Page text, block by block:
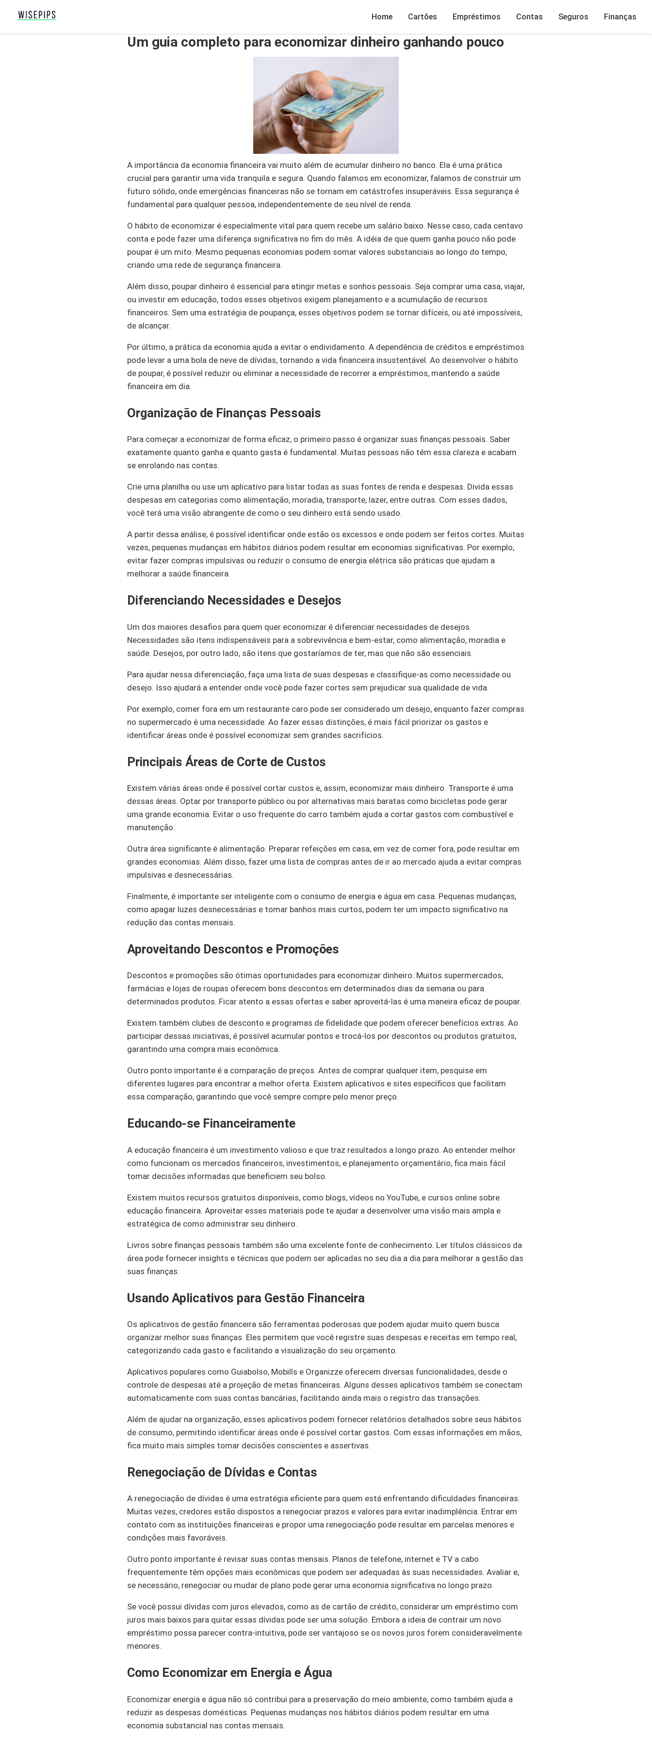
Home Cartões Empréstimos Contas Seguros Finanças
Um guia completo para economizar dinheiro ganhando pouco
A importância da economia financeira vai muito além de acumular dinheiro no banco. Ela é uma prática
crucial para garantir uma vida tranquila e segura. Quando falamos em economizar, falamos de construir um
futuro sólido, onde emergências financeiras não se tornam em catástrofes insuperáveis. Essa segurança é
fundamental para qualquer pessoa, independentemente de seu nível de renda.
O hábito de economizar é especialmente vital para quem recebe um salário baixo. Nesse caso, cada centavo
conta e pode fazer uma diferença significativa no fim do mês. A idéia de que quem ganha pouco não pode
poupar é um mito. Mesmo pequenas economias podem somar valores substanciais ao longo do tempo,
criando uma rede de segurança financeira.
Além disso, poupar dinheiro é essencial para atingir metas e sonhos pessoais. Seja comprar uma casa, viajar,
ou investir em educação, todos esses objetivos exigem planejamento e a acumulação de recursos
financeiros. Sem uma estratégia de poupança, esses objetivos podem se tornar difíceis, ou até impossíveis,
de alcançar.
Por último, a prática da economia ajuda a evitar o endividamento. A dependência de créditos e empréstimos
pode levar a uma bola de neve de dívidas, tornando a vida financeira insustentável. Ao desenvolver o hábito
de poupar, é possível reduzir ou eliminar a necessidade de recorrer a empréstimos, mantendo a saúde
financeira em dia.
Organização de Finanças Pessoais
Para começar a economizar de forma eficaz, o primeiro passo é organizar suas finanças pessoais. Saber
exatamente quanto ganha e quanto gasta é fundamental. Muitas pessoas não têm essa clareza e acabam
se enrolando nas contas.
Crie uma planilha ou use um aplicativo para listar todas as suas fontes de renda e despesas. Divida essas
despesas em categorias como alimentação, moradia, transporte, lazer, entre outras. Com esses dados,
você terá uma visão abrangente de como o seu dinheiro está sendo usado.
A partir dessa análise, é possível identificar onde estão os excessos e onde podem ser feitos cortes. Muitas
vezes, pequenas mudanças em hábitos diários podem resultar em economias significativas. Por exemplo,
evitar fazer compras impulsivas ou reduzir o consumo de energia elétrica são práticas que ajudam a
melhorar a saúde financeira.
Diferenciando Necessidades e Desejos
Um dos maiores desafios para quem quer economizar é diferenciar necessidades de desejos.
Necessidades são itens indispensáveis para a sobrevivência e bem-estar, como alimentação, moradia e
saúde. Desejos, por outro lado, são itens que gostaríamos de ter, mas que não são essenciais.
Para ajudar nessa diferenciação, faça uma lista de suas despesas e classifique-as como necessidade ou
desejo. Isso ajudará a entender onde você pode fazer cortes sem prejudicar sua qualidade de vida.
Por exemplo, comer fora em um restaurante caro pode ser considerado um desejo, enquanto fazer compras
no supermercado é uma necessidade. Ao fazer essas distinções, é mais fácil priorizar os gastos e
identificar áreas onde é possível economizar sem grandes sacrifícios.
Principais Áreas de Corte de Custos
Existem várias áreas onde é possível cortar custos e, assim, economizar mais dinheiro. Transporte é uma
dessas áreas. Optar por transporte público ou por alternativas mais baratas como bicicletas pode gerar
uma grande economia. Evitar o uso frequente do carro também ajuda a cortar gastos com combustível e
manutenção.
Outra área significante é alimentação. Preparar refeições em casa, em vez de comer fora, pode resultar em
grandes economias. Além disso, fazer uma lista de compras antes de ir ao mercado ajuda a evitar compras
impulsivas e desnecessárias.
Finalmente, é importante ser inteligente com o consumo de energia e água em casa. Pequenas mudanças,
como apagar luzes desnecessárias e tomar banhos mais curtos, podem ter um impacto significativo na
redução das contas mensais.
Aproveitando Descontos e Promoções
Descontos e promoções são ótimas oportunidades para economizar dinheiro. Muitos supermercados,
farmácias e lojas de roupas oferecem bons descontos em determinados dias da semana ou para
determinados produtos. Ficar atento a essas ofertas e saber aproveitá-las é uma maneira eficaz de poupar.
Existem também clubes de desconto e programas de fidelidade que podem oferecer benefícios extras. Ao
participar dessas iniciativas, é possível acumular pontos e trocá-los por descontos ou produtos gratuitos,
garantindo uma compra mais econômica.
Outro ponto importante é a comparação de preços. Antes de comprar qualquer item, pesquise em
diferentes lugares para encontrar a melhor oferta. Existem aplicativos e sites específicos que facilitam
essa comparação, garantindo que você sempre compre pelo menor preço.
Educando-se Financeiramente
A educação financeira é um investimento valioso e que traz resultados a longo prazo. Ao entender melhor
como funcionam os mercados financeiros, investimentos, e planejamento orçamentário, fica mais fácil
tomar decisões informadas que beneficiem seu bolso.
Existem muitos recursos gratuitos disponíveis, como blogs, vídeos no YouTube, e cursos online sobre
educação financeira. Aproveitar esses materiais pode te ajudar a desenvolver uma visão mais ampla e
estratégica de como administrar seu dinheiro.
Livros sobre finanças pessoais também são uma excelente fonte de conhecimento. Ler títulos clássicos da
área pode fornecer insights e técnicas que podem ser aplicadas no seu dia a dia para melhorar a gestão das
suas finanças.
Usando Aplicativos para Gestão Financeira
Os aplicativos de gestão financeira são ferramentas poderosas que podem ajudar muito quem busca
organizar melhor suas finanças. Eles permitem que você registre suas despesas e receitas em tempo real,
categorizando cada gasto e facilitando a visualização do seu orçamento.
Aplicativos populares como Guiabolso, Mobills e Organizze oferecem diversas funcionalidades, desde o
controle de despesas até a projeção de metas financeiras. Alguns desses aplicativos também se conectam
automaticamente com suas contas bancárias, facilitando ainda mais o registro das transações.
Além de ajudar na organização, esses aplicativos podem fornecer relatórios detalhados sobre seus hábitos
de consumo, permitindo identificar áreas onde é possível cortar gastos. Com essas informações em mãos,
fica muito mais simples tomar decisões conscientes e assertivas.
Renegociação de Dívidas e Contas
A renegociação de dívidas é uma estratégia eficiente para quem está enfrentando dificuldades financeiras.
Muitas vezes, credores estão dispostos a renegociar prazos e valores para evitar inadimplência. Entrar em
contato com as instituições financeiras e propor uma renegociação pode resultar em parcelas menores e
condições mais favoráveis.
Outro ponto importante é revisar suas contas mensais. Planos de telefone, internet e TV a cabo
frequentemente têm opções mais econômicas que podem ser adequadas às suas necessidades. Avaliar e,
se necessário, renegociar ou mudar de plano pode gerar uma economia significativa no longo prazo.
Se você possui dívidas com juros elevados, como as de cartão de crédito, considerar um empréstimo com
juros mais baixos para quitar essas dívidas pode ser uma solução. Embora a ideia de contrair um novo
empréstimo possa parecer contra-intuitiva, pode ser vantajoso se os novos juros forem consideravelmente
menores.
Como Economizar em Energia e Água
Economizar energia e água não só contribui para a preservação do meio ambiente, como também ajuda a
reduzir as despesas domésticas. Pequenas mudanças nos hábitos diários podem resultar em uma
economia substancial nas contas mensais.